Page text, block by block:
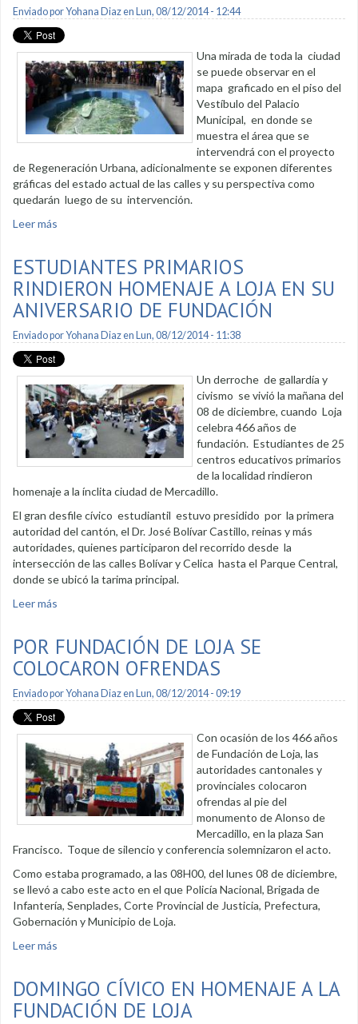
Enviado porYohana Diazen Lun, 08/12/2014 - 12:44
Una mirada de toda la ciudad
se puede observar en el
mapa graficado en el piso del
Vestíbulo del Palacio
Municipal, en donde se
muestra el área que se
intervendrá con el proyecto
de Regeneración Urbana, adicionalmente se exponen diferentes
gráficas del estado actual de las calles y su perspectiva como
quedarán luego de su intervención.
Leer más
ESTUDIANTES PRIMARIOS
RINDIERON HOMENAJE A LOJA EN SU
ANIVERSARIO DE FUNDACIÓN
Enviado porYohana Diazen Lun, 08/12/2014 - 11:38
Un derroche de gallardía y
civismo se vivió la mañana del
08 de diciembre, cuando Loja
celebra 466 años de
fundación. Estudiantes de 25
centros educativos primarios
de la localidad rindieron
homenaje a la ínclita ciudad de Mercadillo.
El gran desfile cívico estudiantil estuvo presidido por la primera
autoridad del cantón, el Dr. José Bolívar Castillo, reinas y más
autoridades, quienes participaron del recorrido desde la
intersección de las calles Bolívar y Celica hasta el Parque Central,
donde se ubicó la tarima principal.
Leer más
POR FUNDACIÓN DE LOJA SE
COLOCARON OFRENDAS
Enviado porYohana Diazen Lun, 08/12/2014 - 09:19
Con ocasión de los 466 años
de Fundación de Loja, las
autoridades cantonales y
provinciales colocaron
ofrendas al pie del
monumento de Alonso de
Mercadillo, en la plaza San
Francisco. Toque de silencio y conferencia solemnizaron el acto.
Como estaba programado, a las 08H00, del lunes 08 de diciembre,
se llevó a cabo este acto en el que Policía Nacional, Brigada de
Infantería, Senplades, Corte Provincial de Justicia, Prefectura,
Gobernación y Municipio de Loja.
Leer más
DOMINGO CÍVICO EN HOMENAJE A LA
FUNDACIÓN DE LOJA